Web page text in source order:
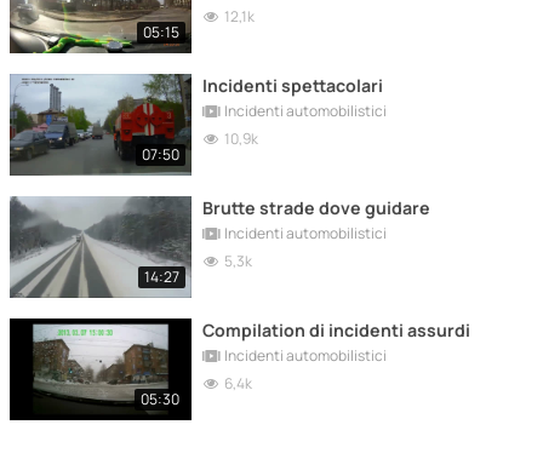
05:15
12,1k
07:50
Incidenti spettacolari
Incidenti automobilistici
10,9k
14:27
Brutte strade dove guidare
Incidenti automobilistici
5,3k
05:30
Compilation di incidenti assurdi
Incidenti automobilistici
6,4k